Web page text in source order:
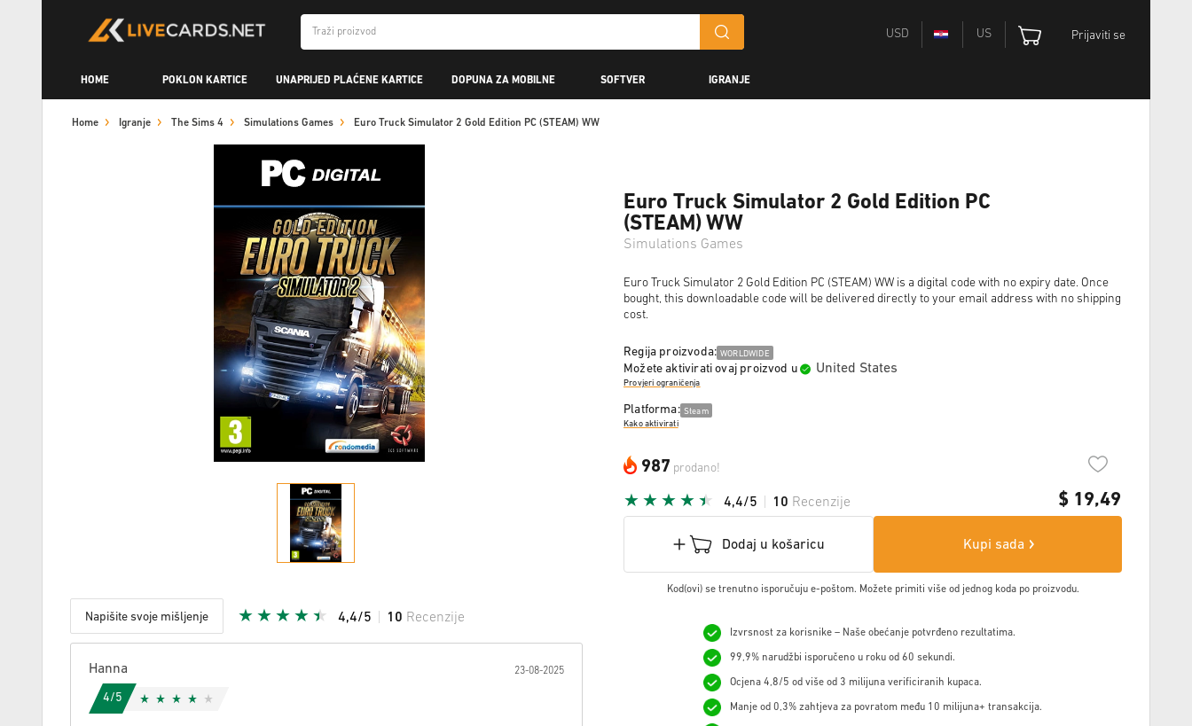
USD US Prijaviti se
HOME POKLON KARTICE UNAPRIJED PLAĆENE KARTICE DOPUNA ZA MOBILNE SOFTVER IGRANJE
Home Igranje The Sims 4 Simulations Games Euro Truck Simulator 2 Gold Edition PC (STEAM) WW
Napišite svoje mišljenje 4,4/5 10 Recenzije
Hanna 23-08-2025
4/5
Euro Truck Simulator 2 Gold Edition PC
(STEAM) WW
Simulations Games
Euro Truck Simulator 2 Gold Edition PC (STEAM) WW is a digital code with no expiry date. Once
bought, this downloadable code will be delivered directly to your email address with no shipping
cost.
Regija proizvoda: WORLDWIDE
Možete aktivirati ovaj proizvod u United States
Provjeri ograničenja
Platforma: Steam
Kako aktivirati
987 prodano!
$ 19,49
4,4/5 10 Recenzije
Dodaj u košaricu Kupi sada
Kod(ovi) se trenutno isporučuju e-poštom. Možete primiti više od jednog koda po proizvodu.
Izvrsnost za korisnike – Naše obećanje potvrđeno rezultatima.
99,9% narudžbi isporučeno u roku od 60 sekundi.
Ocjena 4,8/5 od više od 3 milijuna verificiranih kupaca.
Manje od 0,3% zahtjeva za povratom među 10 milijuna+ transakcija.